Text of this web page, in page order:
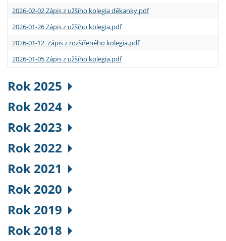
2026-02-02 Zápis z užšího kolegia děkanky.pdf
2026-01-26 Zápis z užšího kolegia.pdf
2026-01-12 Zápis z rozšířeného kolegia.pdf
2026-01-05 Zápis z užšího kolegia.pdf
Rok 2025
Rok 2024
Rok 2023
Rok 2022
Rok 2021
Rok 2020
Rok 2019
Rok 2018